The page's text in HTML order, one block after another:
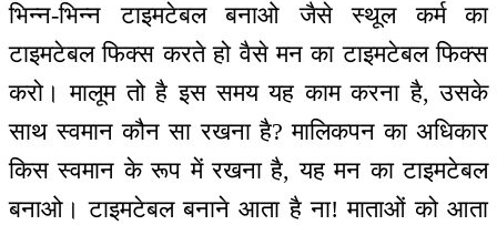
भिन्न-भिन्न टाइमटेबल बनाओ जैसे स्थूल कर्म का
टाइमटेबल फिक्स करते हो वैसे मन का टाइमटेबल फिक्स
करो। मालूम तो है इस समय यह काम करना है, उसके
साथ स्वमान कौन सा रखना है? मालिकपन का अधिकार
किस स्वमान के रूप में रखना है, यह मन का टाइमटेबल
बनाओ। टाइमटेबल बनाने आता है ना! माताओं को आता